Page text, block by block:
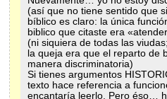
(así que no tiene sentido que
bíblico es claro: la única
biblico que citaste era
(ni siquiera de todas las
la queja era que el reparto de
manera discriminatoria)
Si tienes argumentos
texto hace referencia a
encantaría leerlo. Pero éso…